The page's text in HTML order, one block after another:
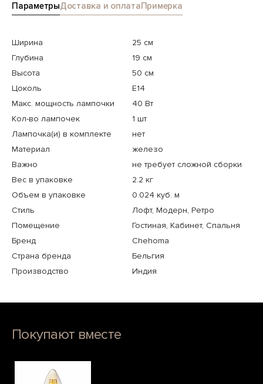
ПараметрыДоставка и оплатаПримерка
Ширина
25 см
Глубина
19 см
Высота
50 см
Цоколь
E14
Макс. мощность лампочки
40 Вт
Кол-во лампочек
1 шт
Лампочка(и) в комплекте
нет
Материал
железо
Важно
не требует сложной сборки
Вес в упаковке
2.2 кг
Объем в упаковке
0.024 куб. м
Стиль
Лофт, Модерн, Ретро
Помещение
Гостиная, Кабинет, Спальня
Бренд
Chehoma
Страна бренда
Бельгия
Производство
Индия
Покупают вместе